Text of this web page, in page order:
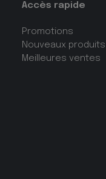
Accès rapide
Promotions
Nouveaux produits
Meilleures ventes